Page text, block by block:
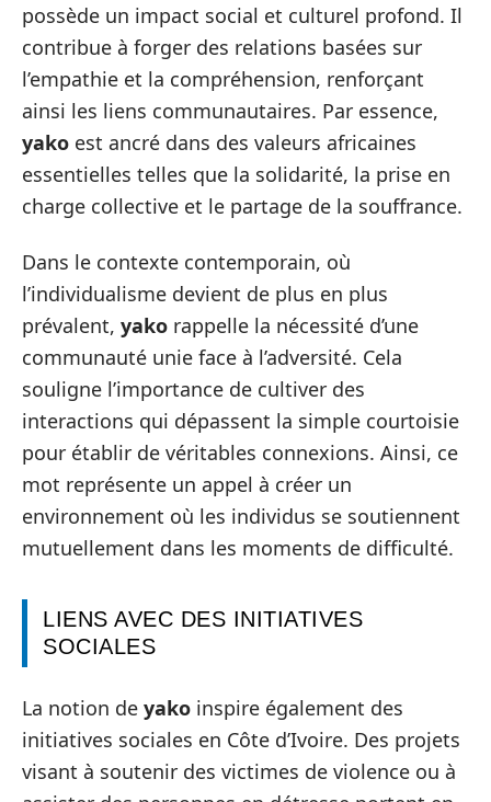
possède un impact social et culturel profond. Il
contribue à forger des relations basées sur
l’empathie et la compréhension, renforçant
ainsi les liens communautaires. Par essence,
yako est ancré dans des valeurs africaines
essentielles telles que la solidarité, la prise en
charge collective et le partage de la souffrance.
Dans le contexte contemporain, où
l’individualisme devient de plus en plus
prévalent, yako rappelle la nécessité d’une
communauté unie face à l’adversité. Cela
souligne l’importance de cultiver des
interactions qui dépassent la simple courtoisie
pour établir de véritables connexions. Ainsi, ce
mot représente un appel à créer un
environnement où les individus se soutiennent
mutuellement dans les moments de difficulté.
LIENS AVEC DES INITIATIVES
SOCIALES
La notion de yako inspire également des
initiatives sociales en Côte d’Ivoire. Des projets
visant à soutenir des victimes de violence ou à